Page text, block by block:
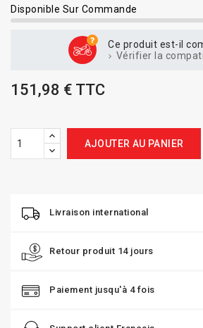
Disponible Sur Commande
Ce produit est-il
Vérifier la
151,98 € TTC
AJOUTER AU PANIER
Livraison international
Retour produit 14 jours
Paiement jusqu'à 4 fois